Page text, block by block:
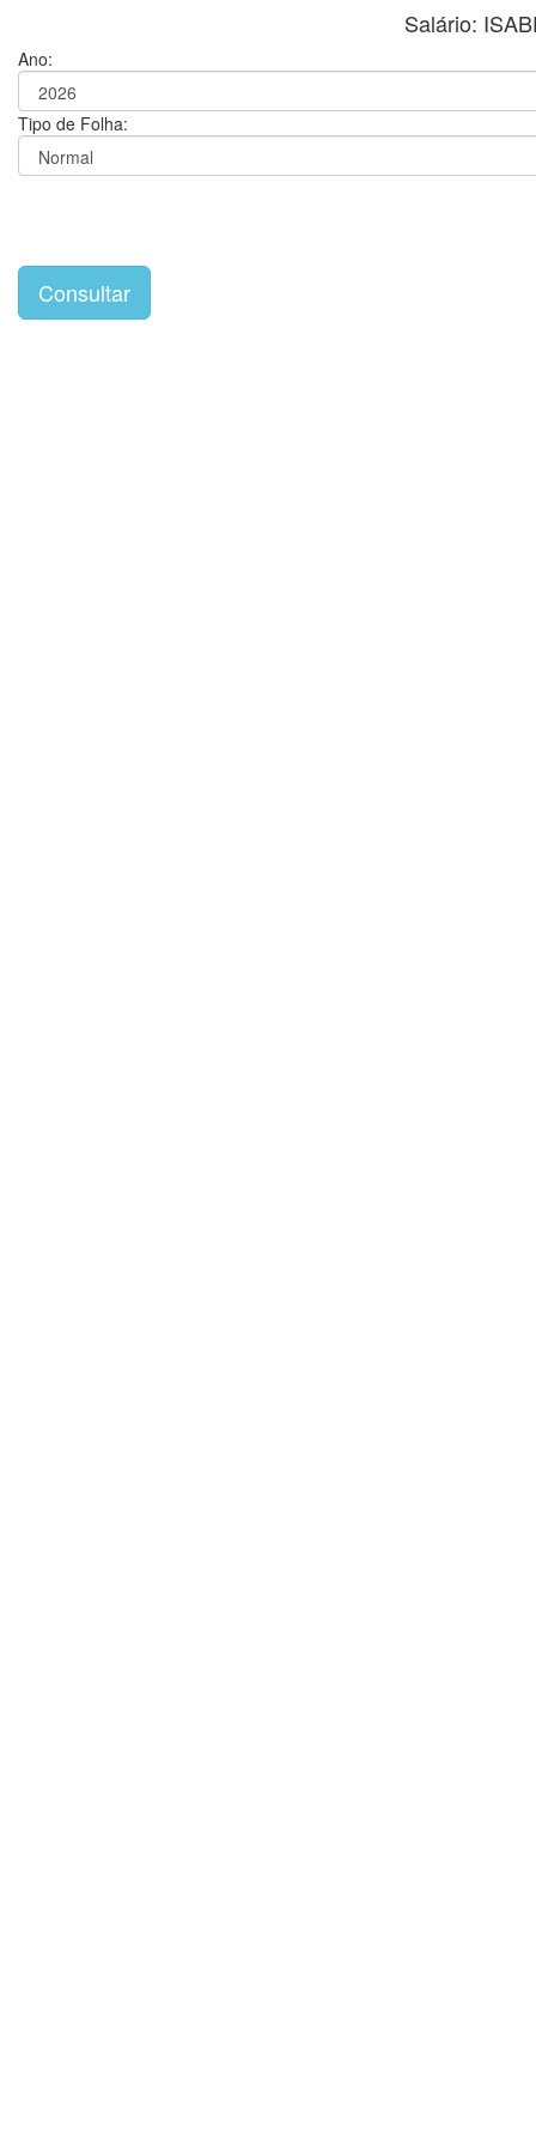
Salário:
Ano:
Tipo de Folha: